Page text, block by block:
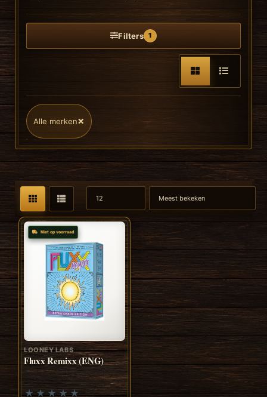
Filters 1
Alle merken×
Niet op voorraad
LOONEY LABS
Fluxx Remixx (ENG)